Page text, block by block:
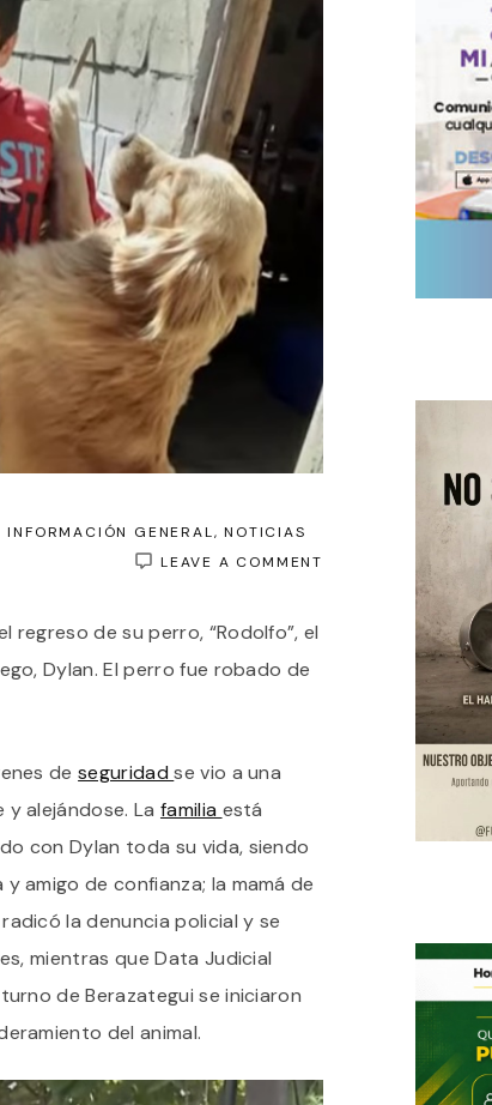
INFORMACIÓN GENERAL
NOTICIAS
LEAVE A COMMENT
BERAZATEGUI:
regreso de su perro, “Rodolfo”, el
Dylan. El perro fue robado de
deseguridadse vio a una
alejándose. La familia está
con Dylan toda su vida, siendo
amigo de confianza; la mamá de
la denuncia policial y se
mientras que Data Judicial
de Berazategui se iniciaron
del animal.